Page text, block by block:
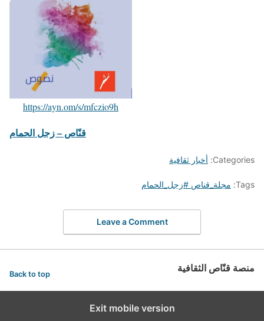
https://ayn.om/s/mfczio9h
قنّاص – زجل الحمام
Categories: أخبار ثقافية
Tags: مجلة_قناص #زجل_الحمام
Leave a Comment
منصة قنّاص الثقافية Back to top
Exit mobile version